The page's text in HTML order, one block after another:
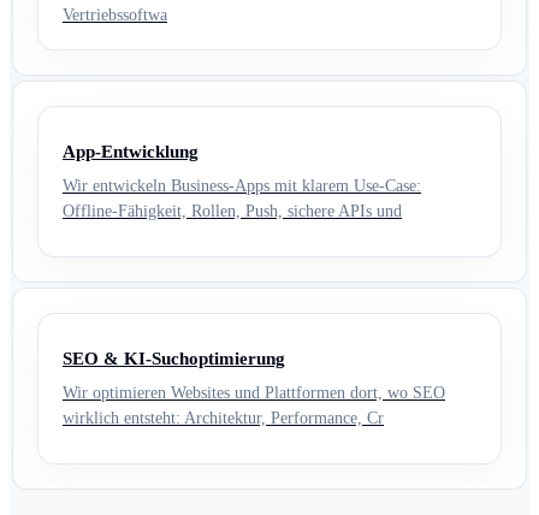
Vertriebssoftwa
App-Entwicklung
Wir entwickeln Business-Apps mit klarem Use-Case:
Offline-Fähigkeit, Rollen, Push, sichere APIs und
SEO & KI-Suchoptimierung
Wir optimieren Websites und Plattformen dort, wo SEO
wirklich entsteht: Architektur, Performance, Cr